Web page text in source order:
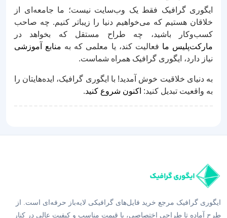
ایگوری گرافیک فقط یک وب‌سایت نیست؛ ما جامعه‌ای از
خلاقان هستیم که می‌خواهیم دنیا را زیباتر کنیم. چه صاحب
کسب‌وکار باشید، چه طراح مستقل که بخواهد در
مارکت‌پلیس ما فعالیت کند، یا معلمی که به منابع آموزشی
نیاز دارد، ایگوری گرافیک همراه شماست.
به دنیای خلاقیت خوش آمدید! با ایگوری گرافیک، ایده‌هایتان را
به واقعیت تبدیل کنید: اکنون شروع کنید.
ایگوری گرافیک مرجع خرید فایل‌های گرافیکی لایه‌باز حرفه‌ای است. از
طرح آماده تا طراحی اختصاصی، با قیمت مناسب و کیفیت عالی در کنار